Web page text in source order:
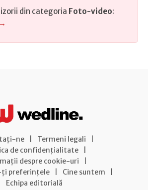
din categoria Foto-video:
ne Termeni legali
de confidențialitate
despre cookie-uri
ți preferințele
Cine suntem
Echipa editorială